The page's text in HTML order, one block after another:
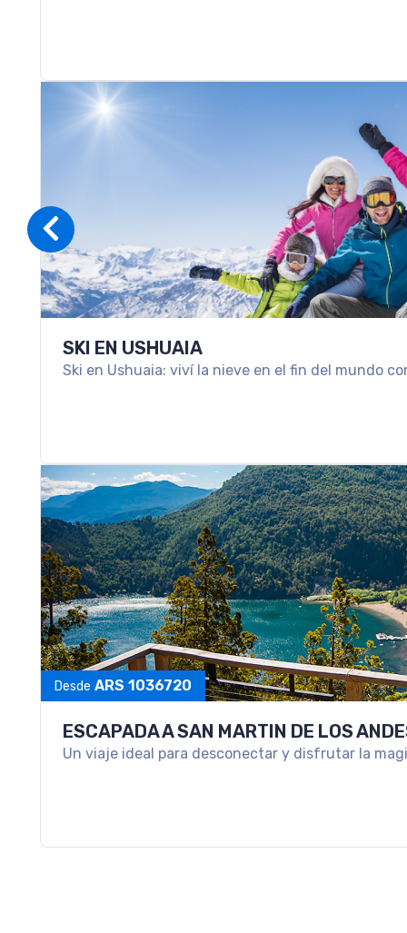
SKI EN USHUAIA
Ski en Ushuaia: viví la nieve en el fin del mundo
Desde ARS 1036720
ESCAPADA A SAN MARTIN DE LOS
Un viaje ideal para desconectar y disfrutar la